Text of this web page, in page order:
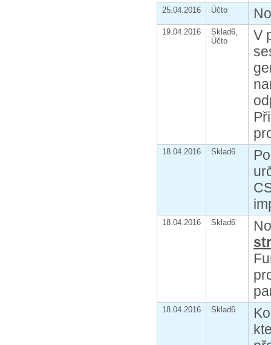
25.04.2016 Účto
19.04.2016
Sklad6,
Účto
V
18.04.2016 Sklad6
18.04.2016 Sklad6
18.04.2016 Sklad6